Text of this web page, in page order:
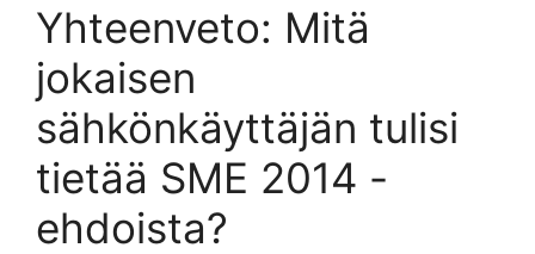
Yhteenveto: Mitä
jokaisen
sähkönkäyttäjän tulisi
tietää SME 2014 -
ehdoista?